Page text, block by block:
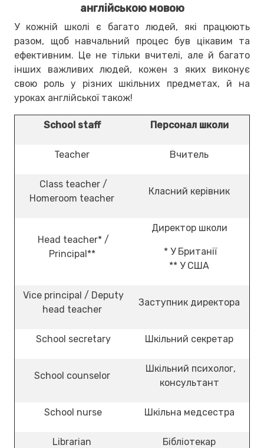
англійською мовою
У кожній школі є багато людей, які працюють
разом, щоб навчальний процес був цікавим та
ефективним. Це не тільки вчителі, але й багато
інших важливих людей, кожен з яких виконує
свою роль у різних шкільних предметах, й на
уроках англійської також!
School staff Персонал школи
Teacher Вчитель
Class teacher /
Homeroom teacher
Класний керівник
Head teacher* /
Principal**
Директор школи
* У Британії
** У США
Vice principal / Deputy
head teacher
Заступник директора
School secretary Шкільний секретар
School counselor
Шкільний психолог,
консультант
School nurse Шкільна медсестра
Librarian Бібліотекар